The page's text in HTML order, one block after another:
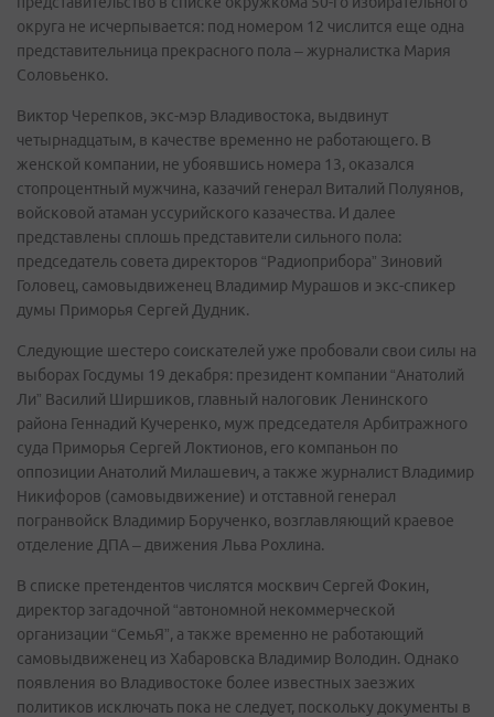
округа не исчерпывается: под номером 12 числится еще одна
представительница прекрасного пола – журналистка Мария
Соловьенко.
Виктор Черепков, экс-мэр Владивостока, выдвинут
четырнадцатым, в качестве временно не работающего. В
женской компании, не убоявшись номера 13, оказался
стопроцентный мужчина, казачий генерал Виталий Полуянов,
войсковой атаман уссурийского казачества. И далее
представлены сплошь представители сильного пола:
председатель совета директоров “Радиоприбора” Зиновий
Головец, самовыдвиженец Владимир Мурашов и экс-спикер
думы Приморья Сергей Дудник.
Следующие шестеро соискателей уже пробовали свои силы на
выборах Госдумы 19 декабря: президент компании “Анатолий
Ли” Василий Ширшиков, главный налоговик Ленинского
района Геннадий Кучеренко, муж председателя Арбитражного
суда Приморья Сергей Локтионов, его компаньон по
оппозиции Анатолий Милашевич, а также журналист Владимир
Никифоров (самовыдвижение) и отставной генерал
погранвойск Владимир Борученко, возглавляющий краевое
отделение ДПА – движения Льва Рохлина.
В списке претендентов числятся москвич Сергей Фокин,
директор загадочной “автономной некоммерческой
организации “СемьЯ”, а также временно не работающий
самовыдвиженец из Хабаровска Владимир Володин. Однако
появления во Владивостоке более известных заезжих
политиков исключать пока не следует, поскольку документы в